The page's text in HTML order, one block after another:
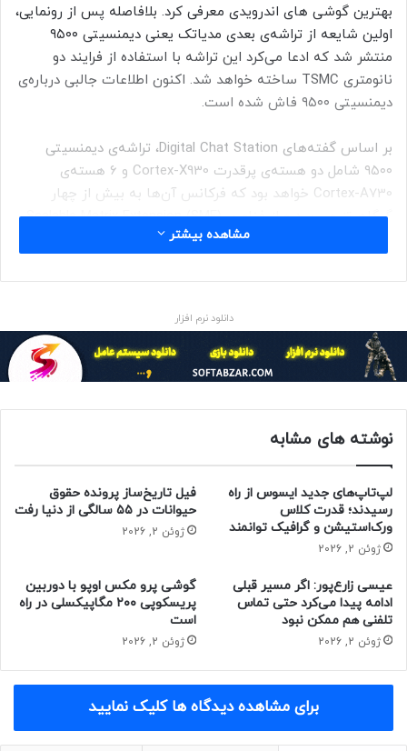
بهترین گوشی های اندرویدی معرفی کرد. بلافاصله پس از رونمایی،
اولین شایعه از تراشه‌ی بعدی مدیاتک یعنی دیمنسیتی ۹۵۰۰
منتشر شد که ادعا می‌کرد این تراشه با استفاده از فرایند دو
نانومتری TSMC ساخته خواهد شد. اکنون اطلاعات جالبی درباره‌ی
دیمنسیتی ۹۵۰۰ فاش شده است.
بر اساس گفته‌های Digital Chat Station، تراشه‌ی دیمنسیتی
۹۵۰۰ شامل دو هسته‌ی پرقدرت Cortex-X930 و ۶ هسته‌ی
Cortex-A730 خواهد بود که فرکانس آن‌ها به بیش از چهار
گیگاهرتز می‌رسد و از فناوری Scalable Matrix Extension (SME)
دیجیتال‌چت‌استیشن ادعا می‌کند که تراشه‌ی پرچمدار مدیاتک با
خواهد شد، نه فرایند دو نانومتری که پیش از این گفته شده بود.
N3P ممکن است از نظر مصرف انرژی به اندازه‌ی نود دو نانومتر
کارآمد نباشد، اما بهتر از فرایند N3E به‌کاررفته در دیمنسیتی
مقاله‌های مرتبط
مشاهده بیشتر
دانلود نرم افزار
نوشته های مشابه
لپ‌تاپ‌های جدید ایسوس از راه
رسیدند؛ قدرت کلاس
ورک‌استیشن و گرافیک توانمند
ژوئن 2, 2026
فیل تاریخ‌ساز پرونده حقوق
حیوانات در ۵۵ سالگی از دنیا رفت
ژوئن 2, 2026
عیسی زارع‌پور: اگر مسیر قبلی
ادامه پیدا می‌کرد حتی تماس
تلفنی هم ممکن نبود
ژوئن 2, 2026
گوشی پرو مکس اوپو با دوربین
پریسکوپی ۲۰۰ مگاپیکسلی در راه
است
ژوئن 2, 2026
برای مشاهده دیدگاه ها کلیک نمایید